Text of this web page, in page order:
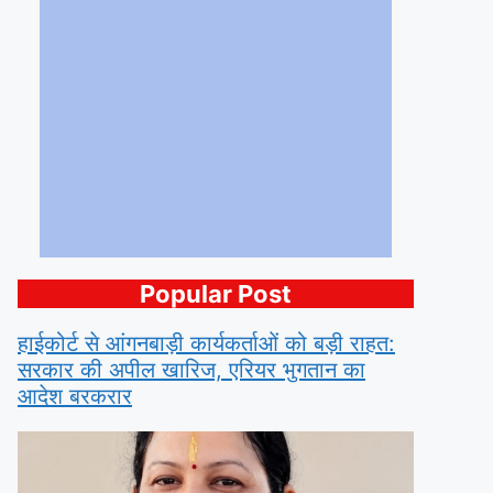
Popular Post
हाईकोर्ट से आंगनबाड़ी कार्यकर्ताओं को बड़ी राहत:
सरकार की अपील खारिज, एरियर भुगतान का
आदेश बरकरार